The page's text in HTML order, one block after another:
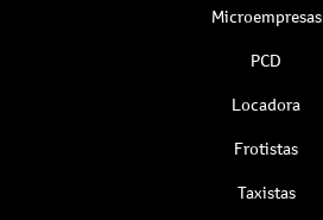
Microempresas
PCD
Locadora
Frotistas
Taxistas